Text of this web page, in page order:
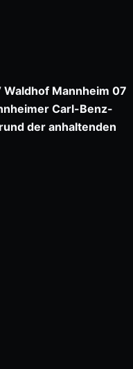
Mannheim 07
Carl-Benz-
der anhaltenden